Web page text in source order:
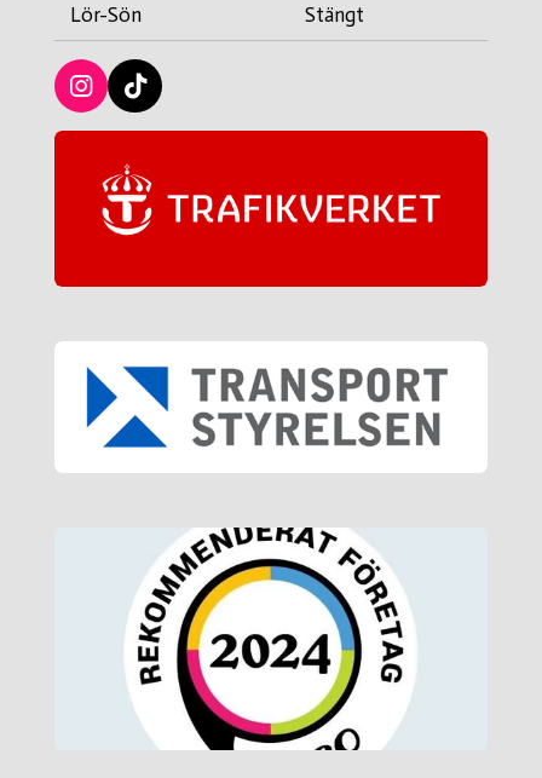
Lör-Sön Stängt
I
n
m
T
i
k
t
a
c